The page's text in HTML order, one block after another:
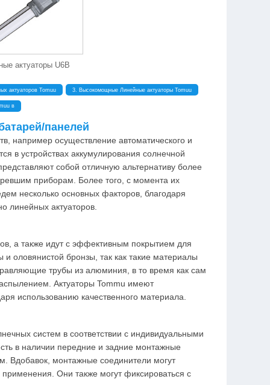
актуаторы U6B
актуаторов Tomuu 3. Высокомощные Линейные актуаторы Tomuu
в
панелей
например осуществление автоматического и
в устройствах аккумулирования солнечной
собой отличную альтернативу более
приборам. Более того, с момента их
несколько основных факторов, благодаря
линейных актуаторов.
а также идут с эффективным покрытием для
оловянистой бронзы, так как такие материалы
трубы из алюминия, в то время как сам
Актуаторы Tommu имеют
использованию качественного материала.
систем в соответствии с индивидуальными
в наличии передние и задние монтажные
Вдобавок, монтажные соединители могут
Они также могут фиксироваться с